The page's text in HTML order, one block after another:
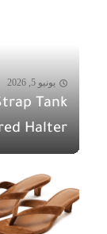
يونيو 5, 2026
Tank
Halter...